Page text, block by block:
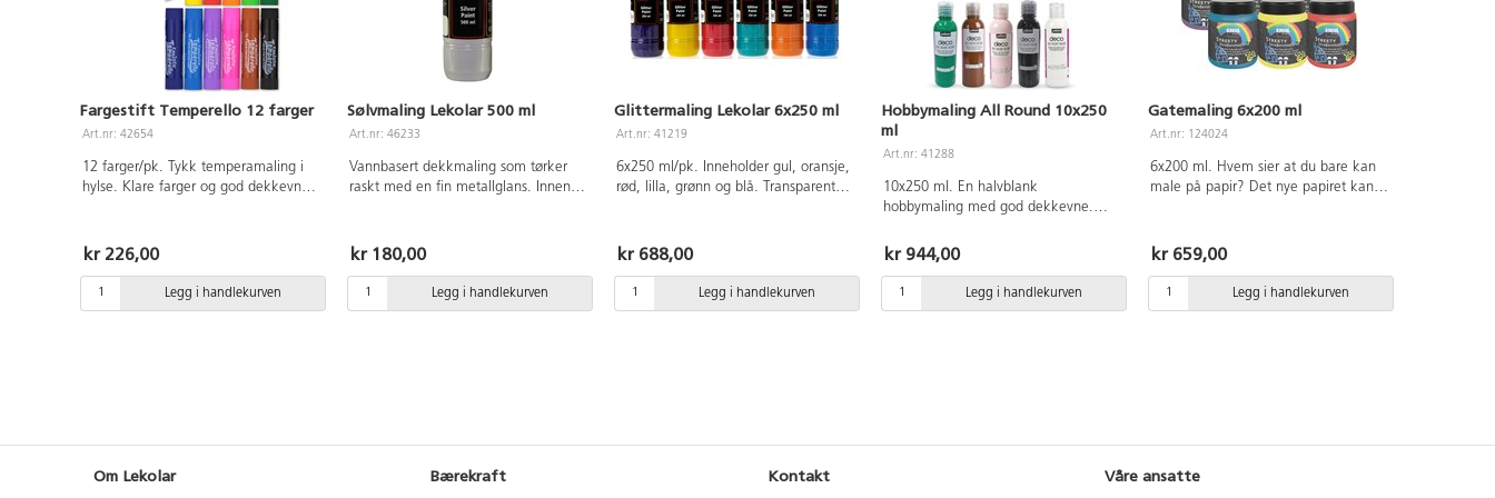
Fargestift Temperello 12 farger
Art.nr: 42654
12 farger/pk. Tykk temperamaling i
hylse. Klare farger og god dekkevne
løsemidler. Inneholder svart, brun,
hvit, gul, oransje, rød, cerise, lilla,
ultramarin, blå, grønn og lys grønn.
CE-merket. Fra 3 år.
kr 226,00
Legg i handlekurven
Sølvmaling Lekolar 500 ml
Art.nr: 46233
Vannbasert dekkmaling som tørker
raskt med en fin metallglans. Innen
vannfast. Malingen kan brukes på de
fleste underlag som papir, tre, leire
mm. Kompletter med vår praktiske
pumpe 162437. PVC-fri.
kr 180,00
Legg i handlekurven
Glittermaling Lekolar 6x250 ml
Art.nr: 41219
6x250 ml/pk. Inneholder gul, oransje,
rød, lilla, grønn og blå. Transparent
Tørker vannfast. Kan brukes på
mange underlag. Kompletter gjerne
med vår praktiske pumpe 162437.
PVC-fri.
kr 688,00
Legg i handlekurven
Hobbymaling All Round 10x250
ml
Art.nr: 41288
10x250 ml. En halvblank
hobbymaling med god dekkevne.
papir, stein, tre mm. Malingen kan
brukes ute og inne. Mal gjenstanden
inne og la den tørke i minst 24 timer
før gjenstanden kan brukes ute.
tørket.
kr 944,00
Legg i handlekurven
Gatemaling 6x200 ml
Art.nr: 124024
6x200 ml. Hvem sier at du bare kan
male på papir? Det nye papiret kan
maling for utendørs bruk. Mal med
pensel, svamp eller malerull på en
asfaltert overflate. Tørker raskt.
Malingen fjernes med vann og kost.
kr 659,00
Legg i handlekurven
Om Lekolar Bærekraft Kontakt Våre ansatte